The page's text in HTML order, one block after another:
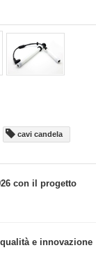
cavi candela
con il progetto
e innovazione